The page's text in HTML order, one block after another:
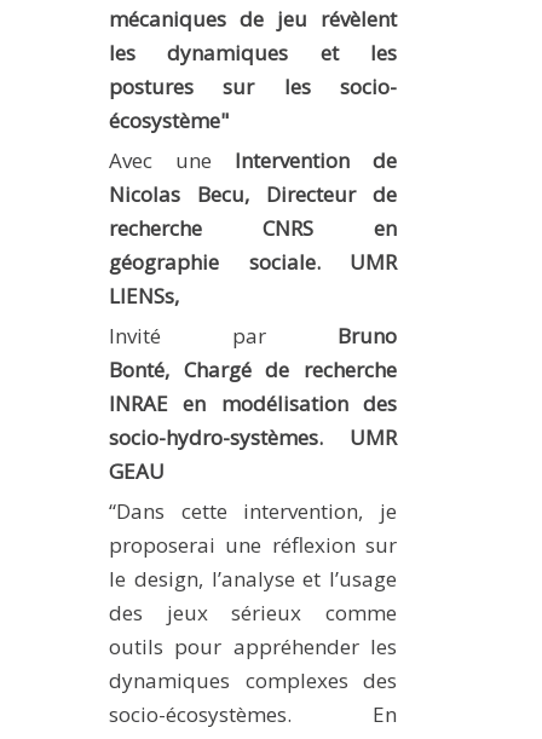
mécaniques de jeu révèlent
les dynamiques et les
postures sur les socio-
écosystème"
Avec une
Intervention de
Nicolas Becu, Directeur de
recherche CNRS en
géographie sociale. UMR
LIENSs,
Invité par Bruno
Bonté, Chargé de recherche
INRAE en modélisation des
socio-hydro-systèmes. UMR
GEAU
“Dans cette intervention, je
proposerai une réflexion sur
le design, l’analyse et l’usage
des jeux sérieux comme
outils pour appréhender les
dynamiques complexes des
socio-écosystèmes. En